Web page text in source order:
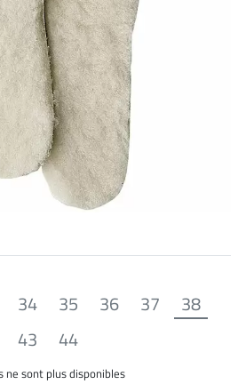
34 35 36 37
38
43 44
sont plus disponibles